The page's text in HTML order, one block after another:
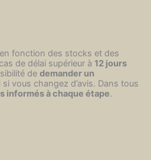
fonction des stocks et des
de délai supérieur à 12 jours
de demander un
si vous changez d’avis. Dans tous
informés à chaque étape.